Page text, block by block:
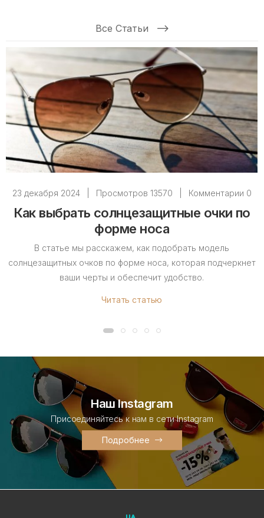
Все Статьи
23 декабря 2024 Просмотров 13570 Комментарии 0
Как выбрать солнцезащитные очки по
форме носа
В статье мы расскажем, как подобрать модель
солнцезащитных очков по форме носа, которая подчеркнет
ваши черты и обеспечит удобство.
Читать статью
Наш Instagram
Присоединяйтесь к нам в сети Instagram
Подробнее